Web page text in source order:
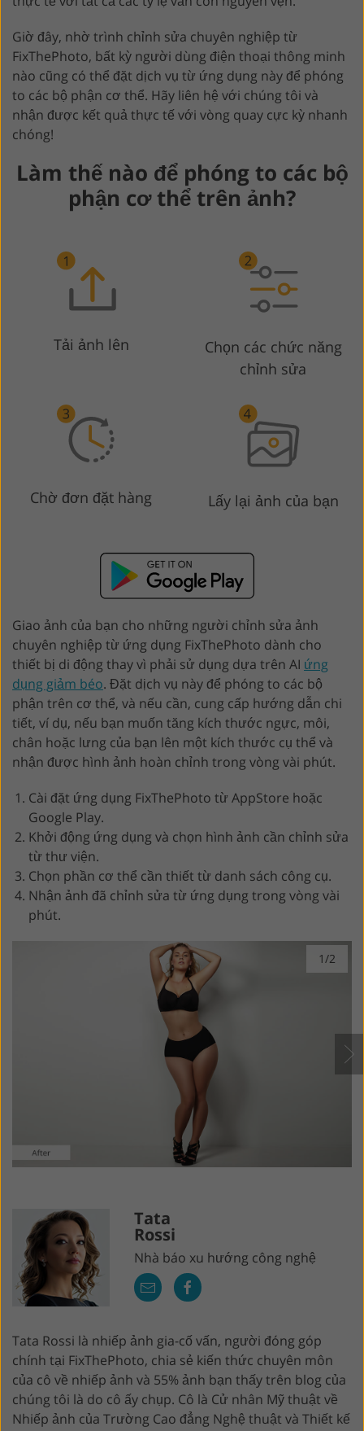
Giờ đây, nhờ trình chỉnh sửa chuyên nghiệp từ
FixThePhoto, bất kỳ người dùng điện thoại thông minh
nào cũng có thể đặt dịch vụ từ ứng dụng này để phóng
to các bộ phận cơ thể. Hãy liên hệ với chúng tôi và
nhận được kết quả thực tế với vòng quay cực kỳ nhanh
chóng!
Làm thế nào để phóng to các bộ
phận cơ thể trên ảnh?
Tải ảnh lên
Chọn các chức năng
chỉnh sửa
Chờ đơn đặt hàng Lấy lại ảnh của bạn
Giao ảnh của bạn cho những người chỉnh sửa ảnh
chuyên nghiệp từ ứng dụng FixThePhoto dành cho
thiết bị di động thay vì phải sử dụng dựa trên AI ứng
dụng giảm béo. Đặt dịch vụ này để phóng to các bộ
phận trên cơ thể, và nếu cần, cung cấp hướng dẫn chi
tiết, ví dụ, nếu bạn muốn tăng kích thước ngực, môi,
chân hoặc lưng của bạn lên một kích thước cụ thể và
nhận được hình ảnh hoàn chỉnh trong vòng vài phút.
Cài đặt ứng dụng FixThePhoto từ AppStore hoặc
Google Play.
Khởi động ứng dụng và chọn hình ảnh cần chỉnh sửa
từ thư viện.
Chọn phần cơ thể cần thiết từ danh sách công cụ.
Nhận ảnh đã chỉnh sửa từ ứng dụng trong vòng vài
phút.
1/2
Tata
Rossi
Nhà báo xu hướng công nghệ
Tata Rossi là nhiếp ảnh gia-cố vấn, người đóng góp
chính tại FixThePhoto, chia sẻ kiến ​​thức chuyên môn
của cô về nhiếp ảnh và 55% ảnh bạn thấy trên blog của
chúng tôi là do cô ấy chụp. Cô là Cử nhân Mỹ thuật về
Nhiếp ảnh của Trường Cao đẳng Nghệ thuật và Thiết kế